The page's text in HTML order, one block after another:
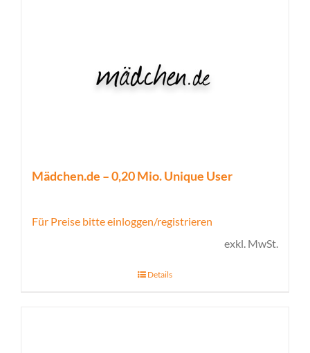
Mädchen.de – 0,20 Mio. Unique User
Für Preise bitte einloggen/registrieren
exkl. MwSt.
Details